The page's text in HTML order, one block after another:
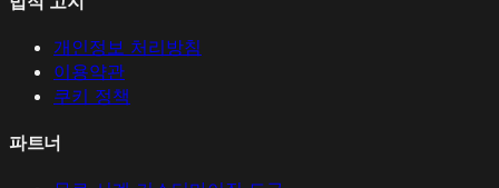
개인정보 처리방침
이용약관
쿠키 정책
파트너